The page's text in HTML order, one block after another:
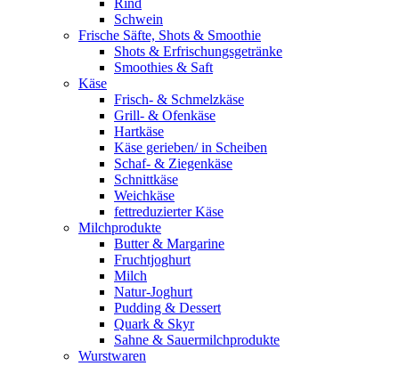
Rind
Schwein
Frische Säfte, Shots & Smoothie
Shots & Erfrischungsgetränke
Smoothies & Saft
Käse
Frisch- & Schmelzkäse
Grill- & Ofenkäse
Hartkäse
Käse gerieben/ in Scheiben
Schaf- & Ziegenkäse
Schnittkäse
Weichkäse
fettreduzierter Käse
Milchprodukte
Butter & Margarine
Fruchtjoghurt
Milch
Natur-Joghurt
Pudding & Dessert
Quark & Skyr
Sahne & Sauermilchprodukte
Wurstwaren